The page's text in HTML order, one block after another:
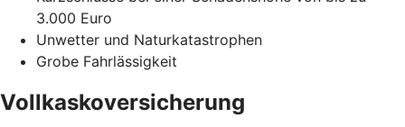
3.000 Euro
Unwetter und Naturkatastrophen
Grobe Fahrlässigkeit
Vollkaskoversicherung